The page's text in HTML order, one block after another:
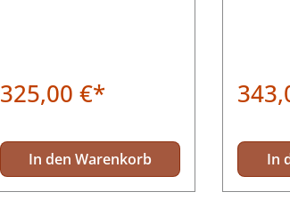
325,00 €*
In den Warenkorb In